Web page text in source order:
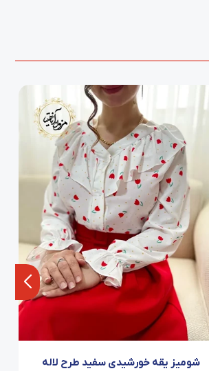
شومیز یقه خورشیدی سفید طرح لاله